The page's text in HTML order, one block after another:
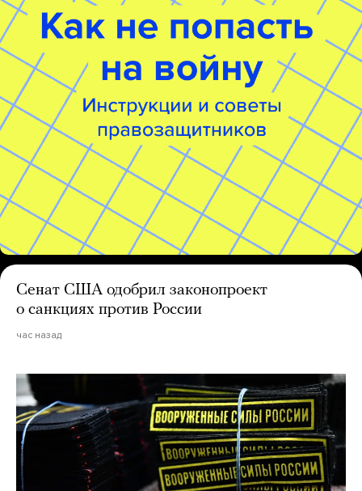
Сенат США одобрил законопроект
о санкциях против России
час назад